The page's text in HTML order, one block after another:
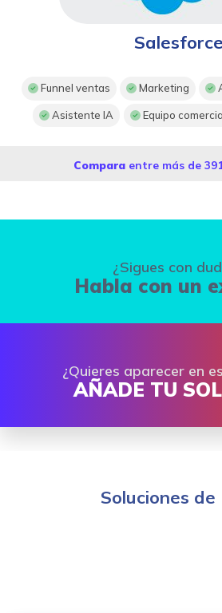
Salesforce
Funnel ventas Marketing
Asistente IA Equipo
Compara entre más de
¿Sigues con
Habla con un
¿Quieres aparecer en
AÑADE TU
Soluciones de